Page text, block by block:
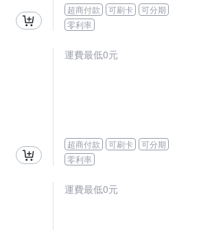
超商付款 可刷卡
可分期
零利率
運費最低0元
超商付款 可刷卡
可分期
零利率
運費最低0元